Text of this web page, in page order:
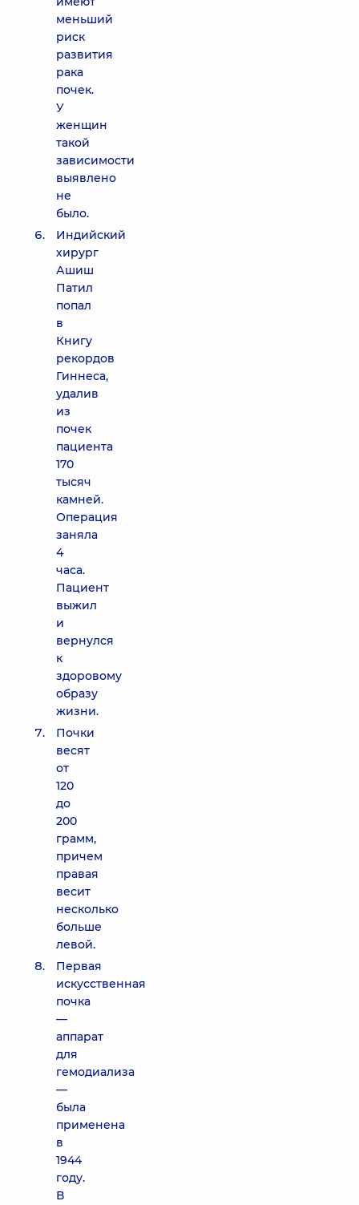
меньший
риск
развития
рака
почек.
У
женщин
такой
зависимости
выявлено
не
было.
Индийский
хирург
Ашиш
Патил
попал
в
Книгу
рекордов
Гиннеса,
удалив
из
почек
пациента
170
тысяч
камней.
Операция
заняла
4
часа.
Пациент
выжил
и
вернулся
к
здоровому
образу
жизни.
Почки
весят
от
120
до
200
грамм,
причем
правая
весит
несколько
больше
левой.
Первая
искусственная
почка
—
аппарат
для
гемодиализа
—
была
применена
в
1944
году.
В